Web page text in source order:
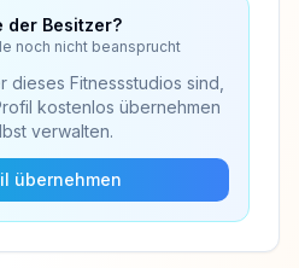
der Besitzer?
noch nicht beansprucht
dieses Fitnessstudios sind,
kostenlos übernehmen
verwalten.
übernehmen